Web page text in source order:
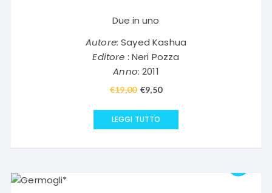
Due in uno
Autore: Sayed Kashua
Editore : Neri Pozza
Anno: 2011
€19,00 Il
originale
€9,50Il
LEGGI TUTTO